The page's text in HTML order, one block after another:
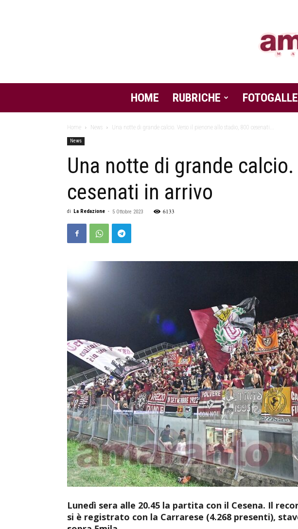
HOME RUBRICHE
Home News Una notte di grande calcio. Verso il pienone allo stadio, 800 cesenati...
News
Una notte di grande
cesenati in arrivo
di La Redazione - 5 Ottobre 2023 6133
Lunedì sera alle 20.45 la partita con il Cesena. Il
si è registrato con la Carrarese (4.268 presenti),